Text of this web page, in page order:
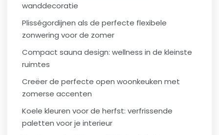
wanddecoratie
Plisségordijnen als de perfecte flexibele
zonwering voor de zomer
Compact sauna design: wellness in de kleinste
ruimtes
Creëer de perfecte open woonkeuken met
zomerse accenten
Koele kleuren voor de herfst: verfrissende
paletten voor je interieur